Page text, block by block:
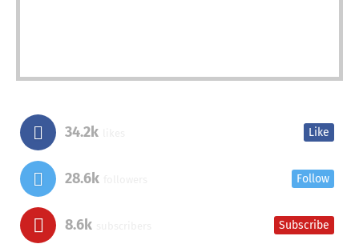
34.2k Like
28.6k Follow
8.6k Subscribe